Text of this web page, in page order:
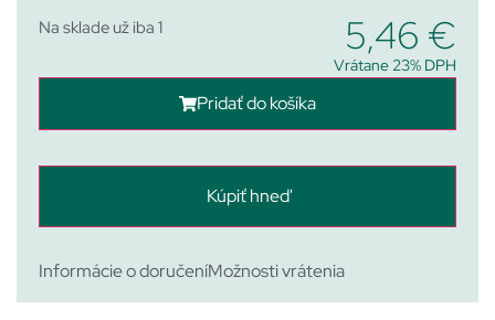
Na sklade už iba 1 5,46 €
Vrátane 23% DPH
Pridať do košíka
Kúpiť hneď
Informácie o doručeníMožnosti vrátenia